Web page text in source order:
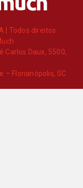
| Todos direitos
Carlos Daux, 5500,
– Florianópolis, SC